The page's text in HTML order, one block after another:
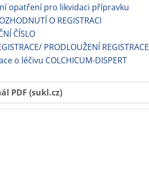
opatření pro likvidaci přípravku
O REGISTRACI
ČÍSLO
PRODLOUŽENÍ REGISTRACE
o léčivu COLCHICUM-DISPERT
PDF (sukl.cz)